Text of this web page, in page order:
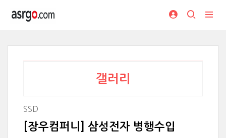
갤러리
SSD
[장우컴퍼니] 삼성전자 병행수입